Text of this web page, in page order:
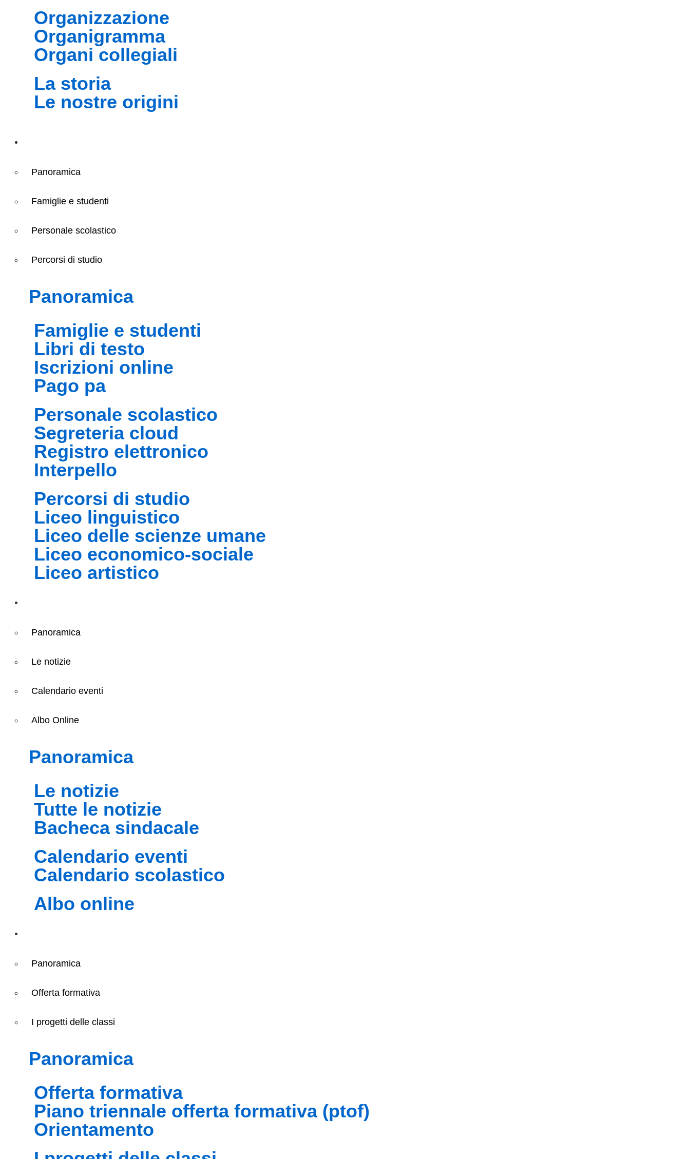
organizzazione
organigramma
organi collegiali
la storia
le nostre origini
Panoramica
Famiglie e studenti
Personale scolastico
Percorsi di studio
panoramica
famiglie e studenti
libri di testo
iscrizioni online
pago pa
personale scolastico
segreteria cloud
registro elettronico
interpello
percorsi di studio
liceo linguistico
liceo delle scienze umane
liceo economico-sociale
liceo artistico
Panoramica
Le notizie
Calendario eventi
Albo Online
panoramica
le notizie
tutte le notizie
bacheca sindacale
calendario eventi
calendario scolastico
albo online
Panoramica
Offerta formativa
I progetti delle classi
panoramica
offerta formativa
piano triennale offerta formativa (ptof)
orientamento